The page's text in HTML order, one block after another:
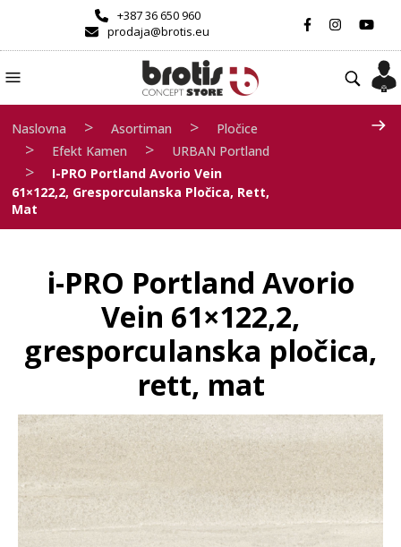
+387 36 650 960
prodaja@brotis.eu
Naslovna > Asortiman > Pločice
> Efekt Kamen > URBAN Portland
>
I-PRO Portland Avorio Vein
61×122,2, Gresporculanska Pločica, Rett,
Mat
i-PRO Portland Avorio
Vein 61×122,2,
gresporculanska pločica,
rett, mat